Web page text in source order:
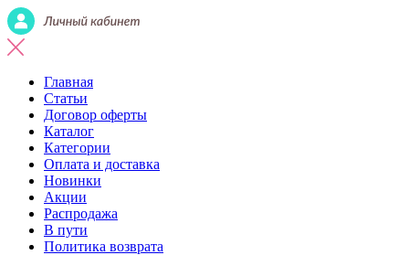
Главная
Статьи
Договор оферты
Каталог
Категории
Оплата и доставка
Новинки
Акции
Распродажа
В пути
Политика возврата